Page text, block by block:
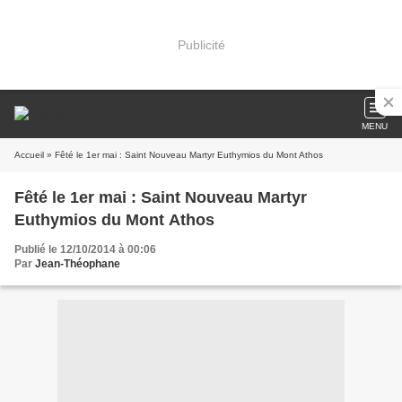
Publicité
MENU
Accueil » Fêté le 1er mai : Saint Nouveau Martyr Euthymios du Mont Athos
Fêté le 1er mai : Saint Nouveau Martyr
Euthymios du Mont Athos
Publié le 12/10/2014 à 00:06
Par Jean-Théophane